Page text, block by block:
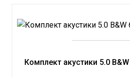
Комплект акустики 5.0